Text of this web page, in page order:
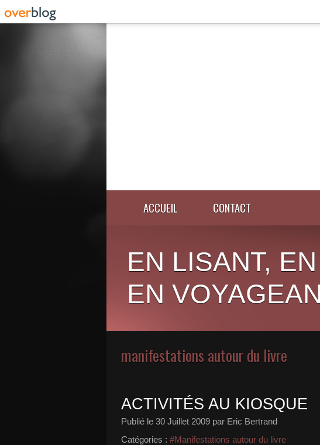
ACCUEIL CONTACT
EN LISANT,
EN
manifestations autour du livre
ACTIVITÉS AU KIOSQUE
Publié le 30 Juillet 2009 par Eric Bertrand
Catégories : #Manifestations autour du livre